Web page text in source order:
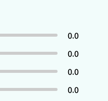
0.0
0.0
0.0
0.0